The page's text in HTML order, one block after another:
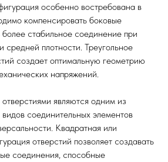
особенно востребована в
компенсировать боковые
более стабильное соединение при
средней плотности. Треугольное
создает оптимальную геометрию
напряжений.
являются одним из
соединительных элементов
Квадратная или
отверстий позволяет создавать
соединения, способные